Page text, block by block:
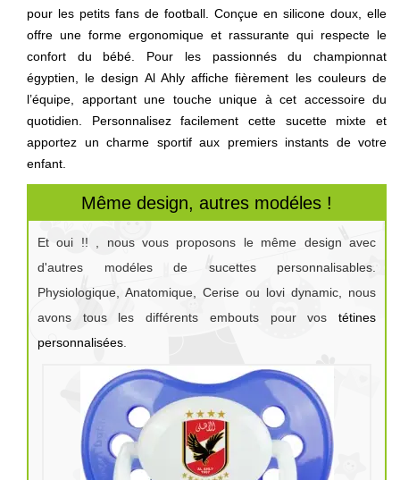
pour les petits fans de football. Conçue en silicone doux, elle
offre une forme ergonomique et rassurante qui respecte le
confort du bébé. Pour les passionnés du championnat
égyptien, le design Al Ahly affiche fièrement les couleurs de
l’équipe, apportant une touche unique à cet accessoire du
quotidien. Personnalisez facilement cette sucette mixte et
apportez un charme sportif aux premiers instants de votre
enfant.
Même design, autres modéles !
Et oui !! , nous vous proposons le même design avec
d'autres modéles de sucettes personnalisables.
Physiologique, Anatomique, Cerise ou lovi dynamic, nous
avons tous les différents embouts pour vos tétines
personnalisées